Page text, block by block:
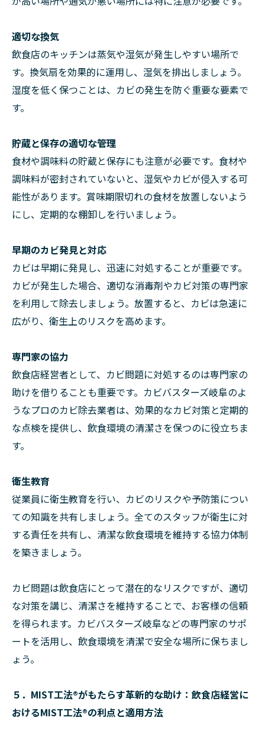
適切な換気
飲食店のキッチンは蒸気や湿気が発生しやすい場所で
す。換気扇を効果的に運用し、湿気を排出しましょう。
湿度を低く保つことは、カビの発生を防ぐ重要な要素で
す。
貯蔵と保存の適切な管理
食材や調味料の貯蔵と保存にも注意が必要です。食材や
調味料が密封されていないと、湿気やカビが侵入する可
能性があります。賞味期限切れの食材を放置しないよう
にし、定期的な棚卸しを行いましょう。
早期のカビ発見と対応
カビは早期に発見し、迅速に対処することが重要です。
カビが発生した場合、適切な消毒剤やカビ対策の専門家
を利用して除去しましょう。放置すると、カビは急速に
広がり、衛生上のリスクを高めます。
専門家の協力
飲食店経営者として、カビ問題に対処するのは専門家の
助けを借りることも重要です。カビバスターズ岐阜のよ
うなプロのカビ除去業者は、効果的なカビ対策と定期的
な点検を提供し、飲食環境の清潔さを保つのに役立ちま
す。
衛生教育
従業員に衛生教育を行い、カビのリスクや予防策につい
ての知識を共有しましょう。全てのスタッフが衛生に対
する責任を共有し、清潔な飲食環境を維持する協力体制
を築きましょう。
カビ問題は飲食店にとって潜在的なリスクですが、適切
な対策を講じ、清潔さを維持することで、お客様の信頼
を得られます。カビバスターズ岐阜などの専門家のサポ
ートを活用し、飲食環境を清潔で安全な場所に保ちまし
ょう。
５．MIST工法®がもたらす革新的な助け：飲食店経営に
おけるMIST工法®の利点と適用方法